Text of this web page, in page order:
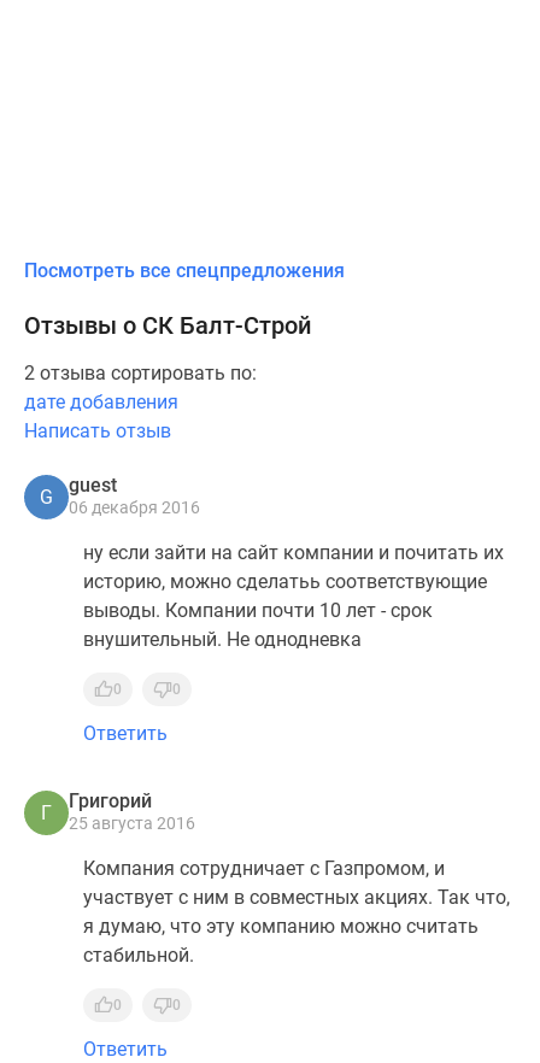
Посмотреть все спецпредложения
Отзывы о СК Балт-Строй
2 отзыва сортировать по:
дате добавления
Написать отзыв
G
guest
06 декабря 2016
ну если зайти на сайт компании и почитать их
историю, можно сделатьь соответствующие
выводы. Компании почти 10 лет - срок
внушительный. Не однодневка
0 0
Ответить
Г
Григорий
25 августа 2016
Компания сотрудничает с Газпромом, и
участвует с ним в совместных акциях. Так что,
я думаю, что эту компанию можно считать
стабильной.
0 0
Ответить